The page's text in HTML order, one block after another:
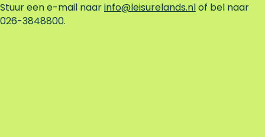
Stuur een e-mail naarinfo@leisurelands.nlof bel naar
026-3848800.